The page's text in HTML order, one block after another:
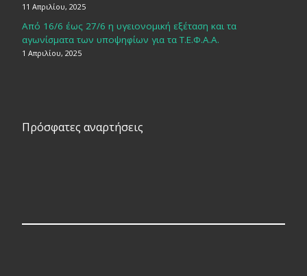
11 Απριλίου, 2025
Από 16/6 έως 27/6 η υγειονομική εξέταση και τα
αγωνίσματα των υποψηφίων για τα Τ.Ε.Φ.Α.Α.
1 Απριλίου, 2025
Πρόσφατες αναρτήσεις